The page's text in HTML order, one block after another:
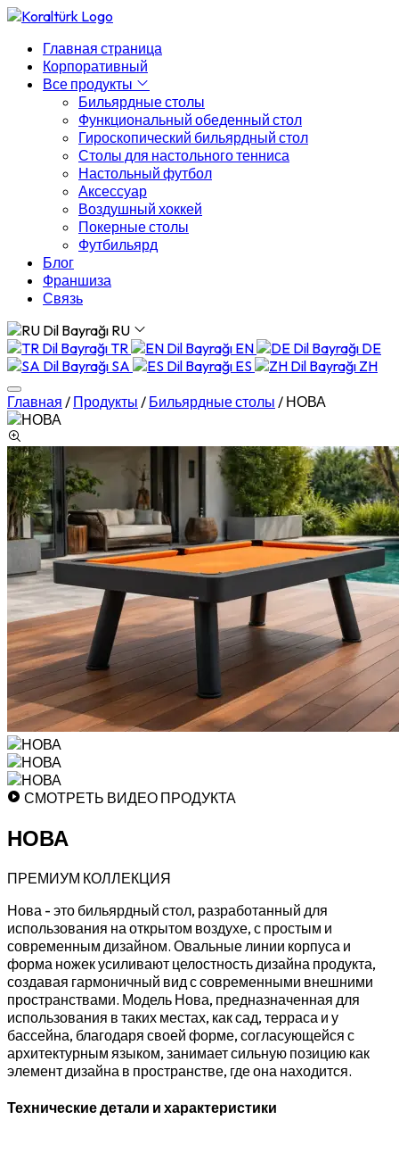
Главная страница
Корпоративный
Все продукты
Бильярдные столы
Функциональный обеденный стол
Гироскопический бильярдный стол
Столы для настольного тенниса
Настольный футбол
Аксессуар
Воздушный хоккей
Покерные столы
Футбильярд
Блог
Франшиза
Связь
RU
TR
EN
DE
SA
ES
ZH
Главная / Продукты / Бильярдные столы / НОВА
СМОТРЕТЬ ВИДЕО ПРОДУКТА
НОВА
ПРЕМИУМ КОЛЛЕКЦИЯ
Нова - это бильярдный стол, разработанный для
использования на открытом воздухе, с простым и
современным дизайном. Овальные линии корпуса и
форма ножек усиливают целостность дизайна продукта,
создавая гармоничный вид с современными внешними
пространствами. Модель Нова, предназначенная для
использования в таких местах, как сад, терраса и у
бассейна, благодаря своей форме, согласующейся с
архитектурным языком, занимает сильную позицию как
элемент дизайна в пространстве, где она находится.
Технические детали и характеристики